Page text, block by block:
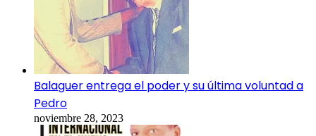
Balaguer entrega el poder y su última voluntad a
Pedro
noviembre 28, 2023